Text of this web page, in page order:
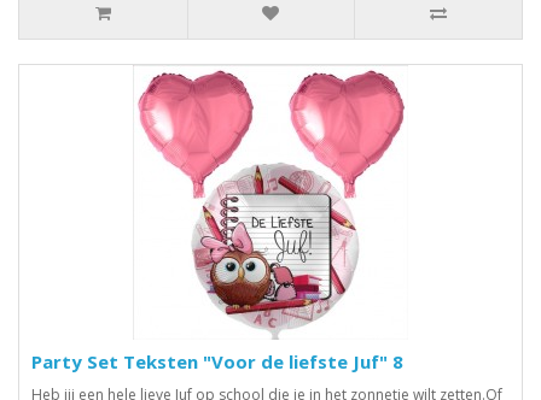
Party Set Teksten "Voor de liefste Juf" 8
Heb jij een hele lieve Juf op school die je in het zonnetje wilt zetten.Of